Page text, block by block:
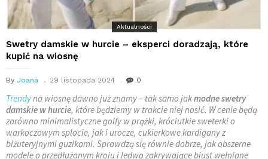
Aktualności
Swetry damskie w hurcie – eksperci doradzają, które
kupić na wiosnę
By Joana 29 listopada 2024 0
Trendyna wiosnę dawno już znamy – tak samo jakmodne swetry
damskie w hurcie, które będziemy w trakcie niej nosić. W cenie będą
zarówno minimalistyczne golfy w prążki, króciutkie sweterki o
warkoczowym splocie, jak i urocze, cukierkowe kardigany z
biżuteryjnymi guzikami. Sprawdzą się równie dobrze, jak obszerne
modele o przedłużanym kroju i ledwo zakrywające biust wełniane